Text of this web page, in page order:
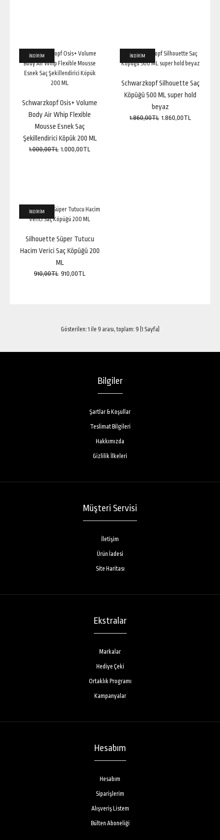
1.940,00TL
Blondesse No Yellow Mousse - Sarı / Gri Saçlar için Istenmeyen Sarilar Karsiti
Köpük 250 ml Her tü..
Inebrya Ice Cream Dry-T Leave-In Conditioning Mousse 200 mlÜrün
Markası:InebryaIceÜrün Boyutu:200 ml..
Inebrya Ice Cream Volumizing Mousse Conditioner 200 mlÜrün Adı:Ice Cream
Volumizing Spray - Ince Tel..
Schwarzkopf Osis+ Volume Body Air Whip Flexible Mousse Esnek
1.860,00TL 1.860,00TL
İNDİRİM
Schwarzkopf Osis+ Volume
Body Air Whip Flexible
Mousse Esnek Saç
Şekillendirici Köpük 200 ML
1.000,00TL 1.000,00TL
İNDİRİM
Schwarzkopf Silhouette Saç
Köpüğü 500 ML super hold
beyaz
1.860,00TL 1.860,00TL
İNDİRİM
Silhouette Süper Tutucu
Hacim Verici Saç Köpüğü 200
ML
910,00TL 910,00TL
Gösterilen: 1 ile 9 arası, toplam: 9 (1 Sayfa)
Bilgiler
Şartlar & Koşullar
Teslimat Bilgileri
Hakkımızda
Gizlilik İlkeleri
Müşteri Servisi
İletişim
Ürün İadesi
Site Haritası
Ekstralar
Markalar
Hediye Çeki
Ortaklık Programı
Kampanyalar
Hesabım
Hesabım
Siparişlerim
Alışveriş Listem
Bülten Aboneliği